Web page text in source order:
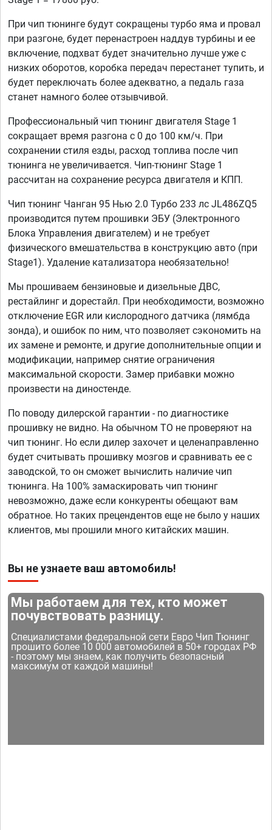
При чип тюнинге будут сокращены турбо яма и провал
при разгоне, будет перенастроен наддув турбины и ее
включение, подхват будет значительно лучше уже с
низких оборотов, коробка передач перестанет тупить, и
будет переключать более адекватно, а педаль газа
станет намного более отзывчивой.
Профессиональный чип тюнинг двигателя Stage 1
сокращает время разгона с 0 до 100 км/ч. При
сохранении стиля езды, расход топлива после чип
тюнинга не увеличивается. Чип-тюнинг Stage 1
рассчитан на сохранение ресурса двигателя и КПП.
Чип тюнинг Чанган 95 Нью 2.0 Турбо 233 лс JL486ZQ5
производится путем прошивки ЭБУ (Электронного
Блока Управления двигателем) и не требует
физического вмешательства в конструкцию авто (при
Stage1). Удаление катализатора необязательно!
Мы прошиваем бензиновые и дизельные ДВС,
рестайлинг и дорестайл. При необходимости, возможно
отключение EGR или кислородного датчика (лямбда
зонда), и ошибок по ним, что позволяет сэкономить на
их замене и ремонте, и другие дополнительные опции и
модификации, например снятие ограничения
максимальной скорости. Замер прибавки можно
произвести на диностенде.
По поводу дилерской гарантии - по диагностике
прошивку не видно. На обычном ТО не проверяют на
чип тюнинг. Но если дилер захочет и целенаправленно
будет считывать прошивку мозгов и сравнивать ее с
заводской, то он сможет вычислить наличие чип
тюнинга. На 100% замаскировать чип тюнинг
невозможно, даже если конкуренты обещают вам
обратное. Но таких прецендентов еще не было у наших
клиентов, мы прошили много китайских машин.
Вы не узнаете ваш автомобиль!
Мы работаем для тех, кто может
почувствовать разницу.
Специалистами федеральной сети Евро Чип Тюнинг
прошито более 10 000 автомобилей в 50+ городах РФ
- поэтому мы знаем, как получить безопасный
максимум от каждой машины!